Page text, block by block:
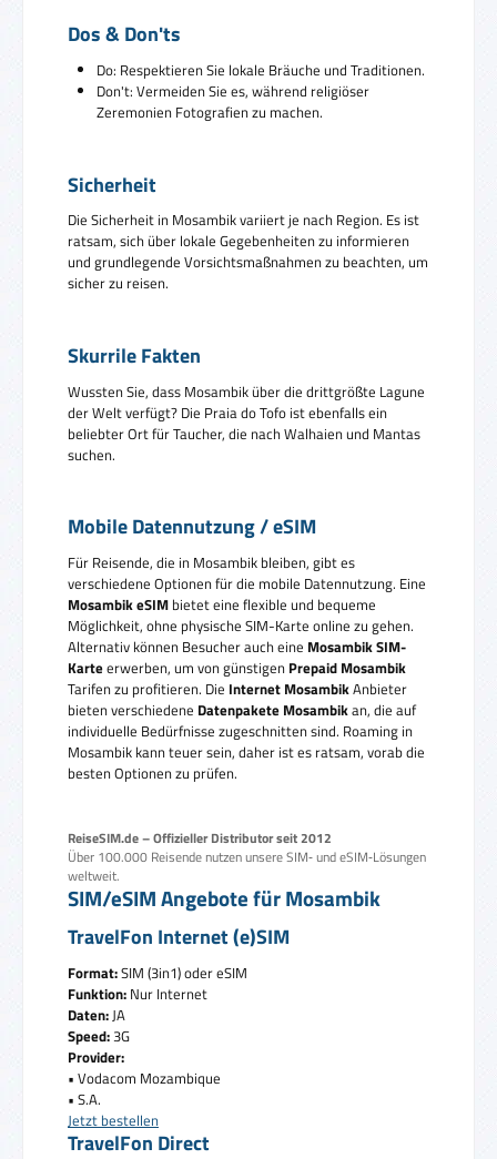
Dos & Don'ts
Do: Respektieren Sie lokale Bräuche und Traditionen.
Don't: Vermeiden Sie es, während religiöser
Zeremonien Fotografien zu machen.
Sicherheit
Die Sicherheit in Mosambik variiert je nach Region. Es ist
ratsam, sich über lokale Gegebenheiten zu informieren
und grundlegende Vorsichtsmaßnahmen zu beachten, um
sicher zu reisen.
Skurrile Fakten
Wussten Sie, dass Mosambik über die drittgrößte Lagune
der Welt verfügt? Die Praia do Tofo ist ebenfalls ein
beliebter Ort für Taucher, die nach Walhaien und Mantas
suchen.
Mobile Datennutzung / eSIM
Für Reisende, die in Mosambik bleiben, gibt es
verschiedene Optionen für die mobile Datennutzung. Eine
Mosambik eSIM bietet eine flexible und bequeme
Möglichkeit, ohne physische SIM-Karte online zu gehen.
Alternativ können Besucher auch eine Mosambik SIM-
Karteerwerben, um von günstigen Prepaid Mosambik
Tarifen zu profitieren. Die Internet MosambikAnbieter
bieten verschiedene Datenpakete Mosambikan, die auf
individuelle Bedürfnisse zugeschnitten sind. Roaming in
Mosambik kann teuer sein, daher ist es ratsam, vorab die
besten Optionen zu prüfen.
ReiseSIM.de – Offizieller Distributor seit 2012
Über 100.000 Reisende nutzen unsere SIM‑ und eSIM‑Lösungen
weltweit.
SIM/eSIM Angebote für Mosambik
TravelFon Internet (e)SIM
Format:SIM (3in1) oder eSIM
Funktion: Nur Internet
Daten: JA
Speed:3G
Provider:
• Vodacom Mozambique
• S.A.
Jetzt bestellen
TravelFon Direct